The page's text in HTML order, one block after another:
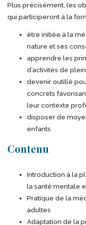
Plus précisément, les
qui participeront à la
être initiée à la
nature et ses
apprendre les
d’activités de
devenir outillé
concrets
leur contexte
disposer de
enfants.
Contenu
Introduction à la
la santé mentale
Pratique de la
adultes
Adaptation de la